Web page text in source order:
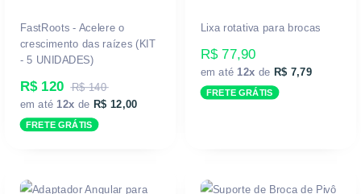
FastRoots - Acelere o
crescimento das raízes (KIT
- 5 UNIDADES)
R$ 120
R$ 140
em até 12x de R$ 12,00
FRETE GRÁTIS
Lixa rotativa para brocas
R$ 77,90
em até 12x de R$ 7,79
FRETE GRÁTIS